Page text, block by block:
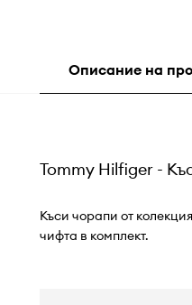
Описание на
Tommy Hilfiger -
Къси чорапи от
чифта в комплект.